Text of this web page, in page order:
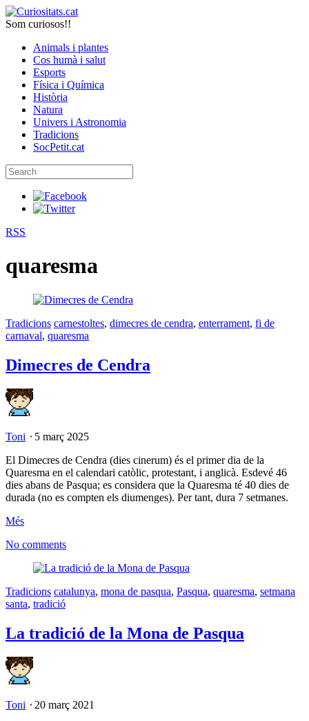
Som curiosos!!
Animals i plantes
Cos humà i salut
Esports
Física i Química
Història
Natura
Univers i Astronomia
Tradicions
SocPetit.cat
RSS
quaresma
Tradicions carnestoltes, dimecres de cendra, enterrament, fi de
carnaval, quaresma
Dimecres de Cendra
Toni ⋅ 5 març 2025
El Dimecres de Cendra (dies cinerum) és el primer dia de la
Quaresma en el calendari catòlic, protestant, i anglicà. Esdevé 46
dies abans de Pasqua; es considera que la Quaresma té 40 dies de
durada (no es compten els diumenges). Per tant, dura 7 setmanes.
Més
No comments
Tradicions catalunya, mona de pasqua, Pasqua, quaresma, setmana
santa, tradició
La tradició de la Mona de Pasqua
Toni ⋅ 20 març 2021